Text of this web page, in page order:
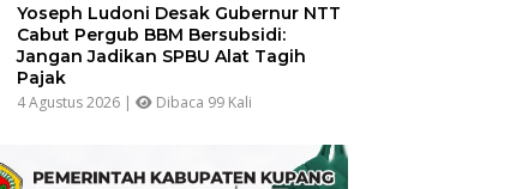
Yoseph Ludoni Desak Gubernur NTT
Cabut Pergub BBM Bersubsidi:
Jangan Jadikan SPBU Alat Tagih
Pajak
4 Agustus 2026 | Dibaca 99 Kali